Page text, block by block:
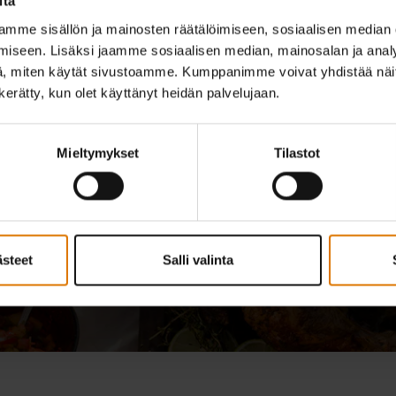
sisällön ja mainosten räätälöimiseen, sosiaalisen
Lisäksi jaamme sosiaalisen median, mainosalan ja
miten käytät sivustoamme. Kumppanimme voivat yhdistää
kun olet käyttänyt heidän palvelujaan.
Mieltymykset Tilastot
Salli valinta
10 % alennuksesta
Lue
Uutiskirje
Weberiin liittyvää sähköpostia kuten reseptejä, tuotetietoa,
antamiani tietoja ja analysoida vuorovaikutustani
tahansa klikkaamalla
peruuta uutiskirjeen tilaus